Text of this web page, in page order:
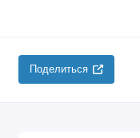
Поделиться